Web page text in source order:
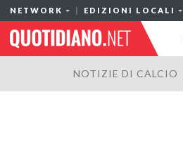
NETWORK EDIZIONI LOCALI
NOTIZIE DI CALCIO